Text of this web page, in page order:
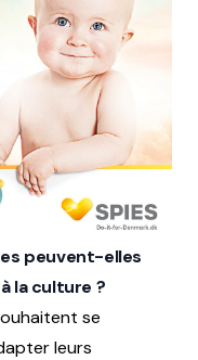
peuvent-elles
la culture ?
se
leurs